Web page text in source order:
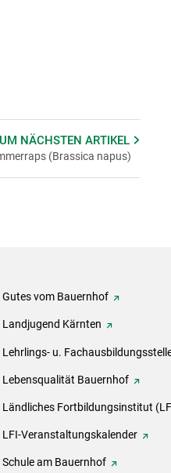
NÄCHSTENARTIKEL
(Brassica napus)
Gutes vom Bauernhof
Landjugend Kärnten
Lehrlings- u.
Lebensqualität Bauernhof
Ländliches Fortbildungsinstitut
LFI-Veranstaltungskalender
Schule am Bauernhof